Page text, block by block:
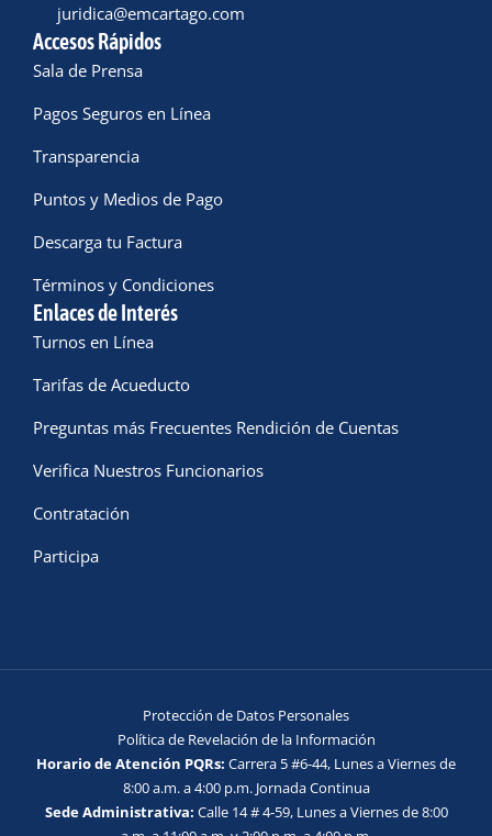
juridica@emcartago.com
Accesos Rápidos
Sala de Prensa
Pagos Seguros en Línea
Transparencia
Puntos y Medios de Pago
Descarga tu Factura
Términos y Condiciones
Enlaces de Interés
Turnos en Línea
Tarifas de Acueducto
Preguntas más Frecuentes Rendición de Cuentas
Verifica Nuestros Funcionarios
Contratación
Participa
Horario de Atención PQRs: Carrera 5 #6-44, Lunes a Viernes de
8:00 a.m. a 4:00 p.m. Jornada Continua
Sede Administrativa: Calle 14 # 4-59, Lunes a Viernes de 8:00
Protección de Datos Personales
Política de Revelación de la Información